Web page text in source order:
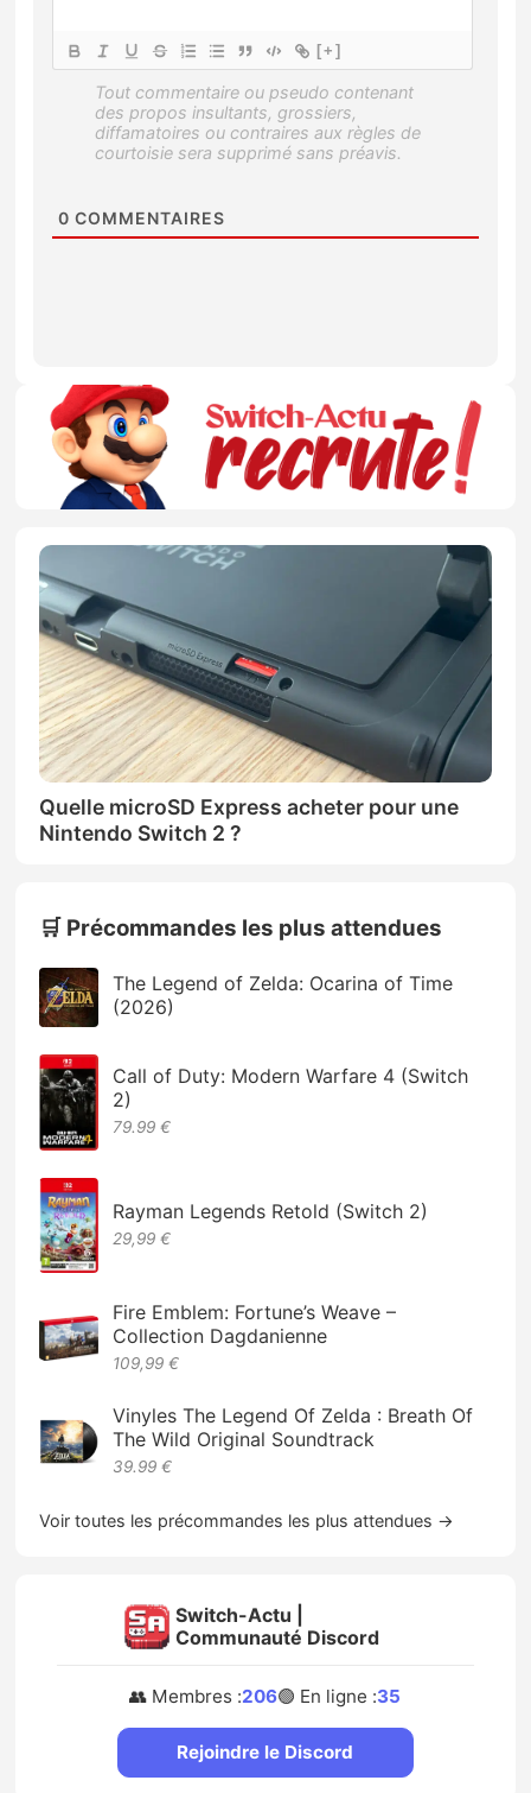
[+]
0 COMMENTAIRES
Quelle microSD Express acheter pour une
Nintendo Switch 2 ?
🛒 Précommandes les plus attendues
The Legend of Zelda: Ocarina of Time
(2026)
Call of Duty: Modern Warfare 4 (Switch
2)
79.99 €
Rayman Legends Retold (Switch 2)
29,99 €
Fire Emblem: Fortune’s Weave –
Collection Dagdanienne
109,99 €
Vinyles The Legend Of Zelda : Breath Of
The Wild Original Soundtrack
39.99 €
Voir toutes les précommandes les plus attendues →
Switch-Actu |
Communauté Discord
👥 Membres :206🟢 En ligne :35
Rejoindre le Discord